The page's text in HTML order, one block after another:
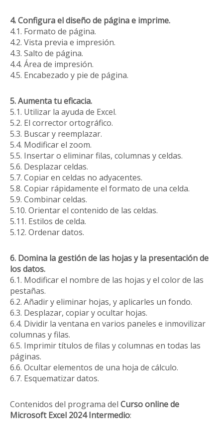
4. Configura el diseño de página e imprime.
4.1. Formato de página.
4.2. Vista previa e impresión.
4.3. Salto de página.
4.4. Área de impresión.
4.5. Encabezado y pie de página.
5. Aumenta tu eficacia.
5.1. Utilizar la ayuda de Excel.
5.2. El corrector ortográfico.
5.3. Buscar y reemplazar.
5.4. Modificar el zoom.
5.5. Insertar o eliminar filas, columnas y celdas.
5.6. Desplazar celdas.
5.7. Copiar en celdas no adyacentes.
5.8. Copiar rápidamente el formato de una celda.
5.9. Combinar celdas.
5.10. Orientar el contenido de las celdas.
5.11. Estilos de celda.
5.12. Ordenar datos.
6. Domina la gestión de las hojas y la presentación de
los datos.
6.1. Modificar el nombre de las hojas y el color de las
pestañas.
6.2. Añadir y eliminar hojas, y aplicarles un fondo.
6.3. Desplazar, copiar y ocultar hojas.
6.4. Dividir la ventana en varios paneles e inmovilizar
columnas y filas.
6.5. Imprimir títulos de filas y columnas en todas las
páginas.
6.6. Ocultar elementos de una hoja de cálculo.
6.7. Esquematizar datos.
Contenidos del programa del Curso online de
Microsoft Excel 2024 Intermedio: